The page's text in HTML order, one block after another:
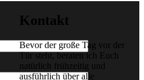
Kontakt
Bevor der große Tag vor der
Tür steht, beraten ich Euch
natürlich frühzeitig und
ausführlich über alle